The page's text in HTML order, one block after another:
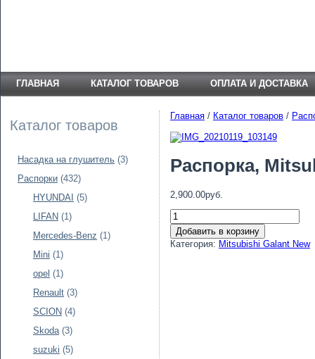
ГЛАВНАЯ КАТАЛОГ ТОВАРОВ ОПЛАТА И ДОСТАВКА
Каталог товаров
Насадка на глушитель (3)
Распорки (432)
HYUNDAI (5)
LIFAN (1)
Mercedes-Benz (1)
Mini (1)
opel (1)
Renault (3)
SCION (4)
Skoda (3)
suzuki (5)
Главная / Каталог товаров /
Распорка,
2,900.00руб.
Добавить в корзину
Категория: Mitsubishi Galant New